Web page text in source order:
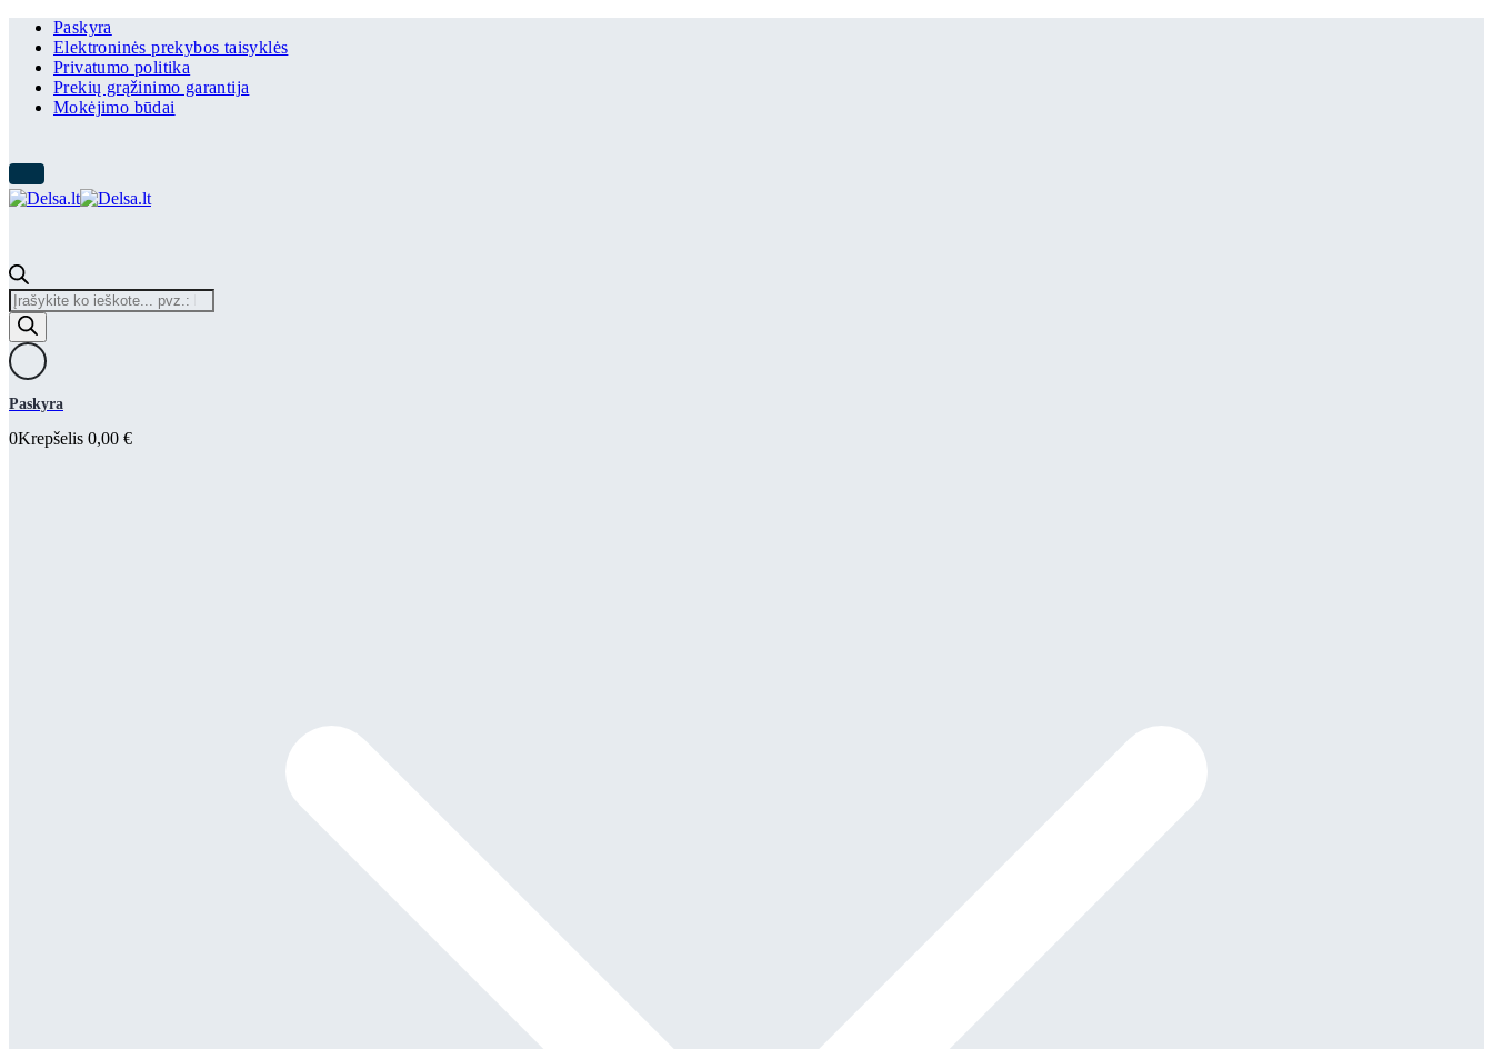
Paskyra
Elektroninės prekybos taisyklės
Privatumo politika
Prekių grąžinimo garantija
Mokėjimo būdai
Products
search
Paskyra
0Krepšelis 0,00 €